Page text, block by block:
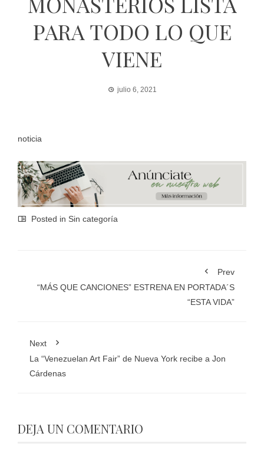
PARA TODO LO QUE
VIENE
julio 6, 2021
noticia
Posted in Sin categoría
Prev
“MÁS QUE CANCIONES” ESTRENA EN PORTADA´S
“ESTA VIDA”
Next
La “Venezuelan Art Fair” de Nueva York recibe a Jon
Cárdenas
DEJA UN COMENTARIO